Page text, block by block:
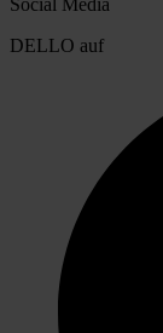
Social Media
DELLO auf